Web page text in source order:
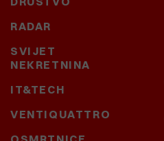
RADAR
SVIJET
NEKRETNINA
IT&TECH
VENTIQUATTRO